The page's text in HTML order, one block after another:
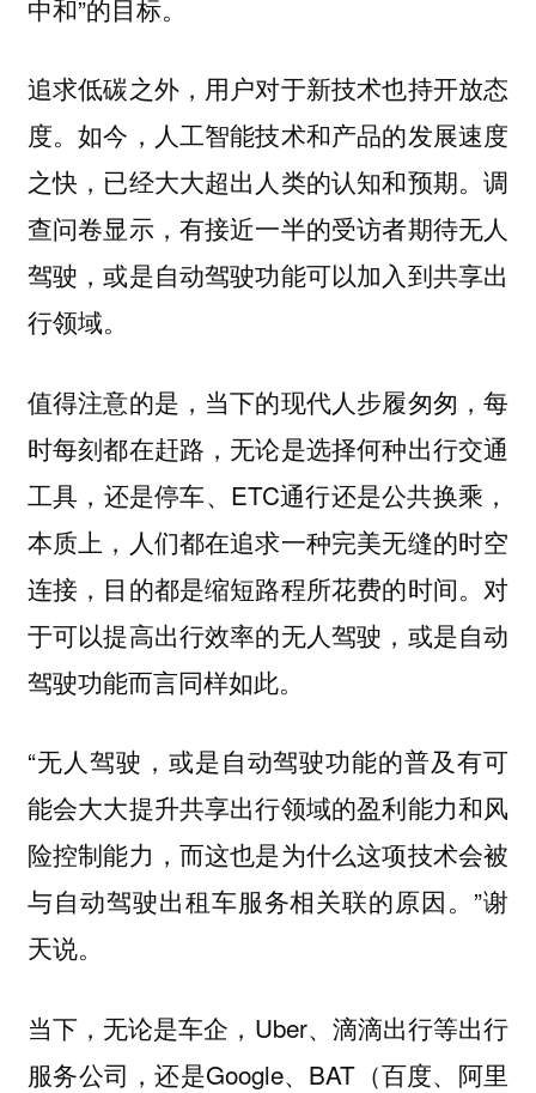
中和”的目标。
追求低碳之外，用户对于新技术也持开放态
度。如今，人工智能技术和产品的发展速度
之快，已经大大超出人类的认知和预期。调
查问卷显示，有接近一半的受访者期待无人
驾驶，或是自动驾驶功能可以加入到共享出
行领域。
值得注意的是，当下的现代人步履匆匆，每
时每刻都在赶路，无论是选择何种出行交通
工具，还是停车、ETC通行还是公共换乘，
本质上，人们都在追求一种完美无缝的时空
连接，目的都是缩短路程所花费的时间。对
于可以提高出行效率的无人驾驶，或是自动
驾驶功能而言同样如此。
“无人驾驶，或是自动驾驶功能的普及有可
能会大大提升共享出行领域的盈利能力和风
险控制能力，而这也是为什么这项技术会被
与自动驾驶出租车服务相关联的原因。”谢
天说。
当下，无论是车企，Uber、滴滴出行等出行
服务公司，还是Google、BAT（百度、阿里